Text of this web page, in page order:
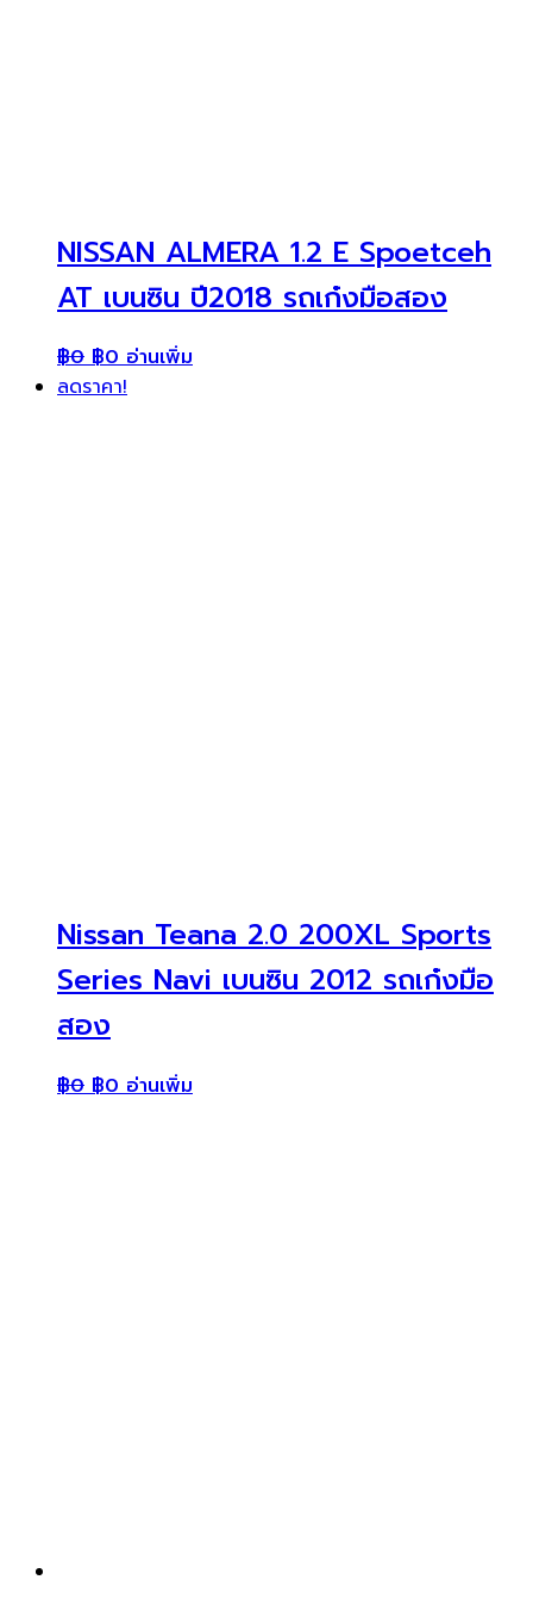
NISSAN ALMERA 1.2 E Spoetceh
AT เบนซิน ปี2018 รถเก๋งมือสอง
฿0 ฿0 อ่านเพิ่ม
ลดราคา!
Nissan Teana 2.0 200XL Sports
Series Navi เบนซิน 2012 รถเก๋งมือ
สอง
฿0 ฿0 อ่านเพิ่ม